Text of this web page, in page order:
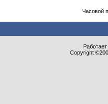
Часовой
Copyright